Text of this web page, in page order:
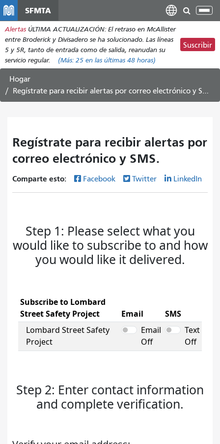
contenido
principal
SFMTA
Alertas ÚLTIMA ACTUALIZACIÓN: El retraso en McAllister
entre Broderick y Divisadero se ha solucionado. Las líneas
5 y 5R, tanto de entrada como de salida, reanudan su
servicio regular.
(Más: 25 en las últimas 48 horas)
Suscribir
Hogar
Regístrate para recibir alertas por correo electrónico y SMS.
Regístrate para recibir alertas por
correo electrónico y SMS.
Comparte esto: Facebook Twitter LinkedIn